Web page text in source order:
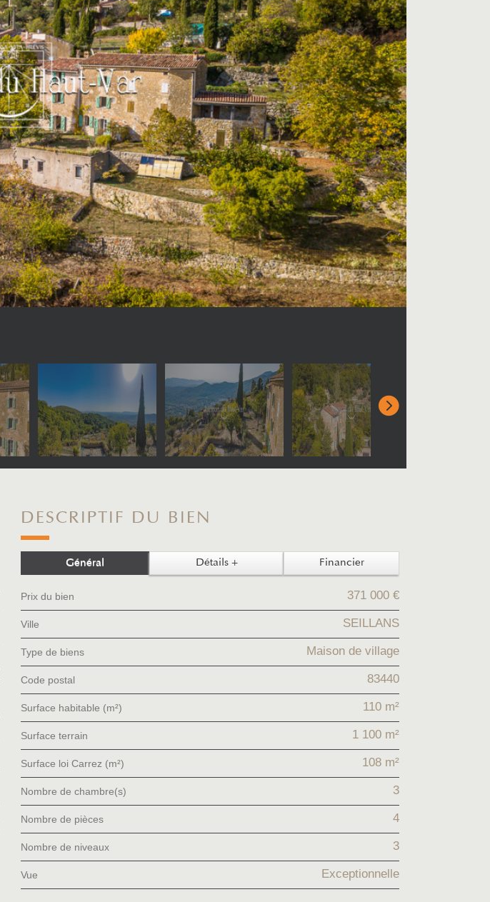
DESCRIPTIF DU BIEN
Général Détails + Financier
Prix du bien 371 000 €
Ville SEILLANS
Type de biens Maison de village
Code postal 83440
Surface habitable (m²) 110 m²
surface terrain 1 100 m²
Surface loi Carrez (m²) 108 m²
Nombre de chambre(s) 3
Nombre de pièces 4
Nombre de niveaux 3
Vue Exceptionnelle